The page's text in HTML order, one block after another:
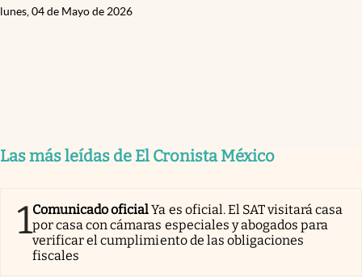
lunes, 04 de Mayo de 2026
Las más leídas de El Cronista México
1Comunicado oficialYa es oficial. El SAT visitará casa
por casa con cámaras especiales y abogados para
verificar el cumplimiento de las obligaciones
fiscales